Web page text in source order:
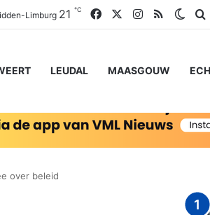
Limburg 21 ℃ FacebookInstagram
RSS
LEUDAL MAASGOUW
over beleid